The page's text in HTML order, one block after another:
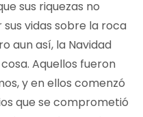
sus riquezas no
vidas sobre la roca
aun así, la Navidad
Aquellos fueron
y en ellos comenzó
que se comprometió